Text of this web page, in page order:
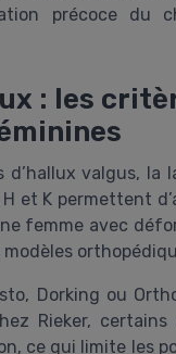
précoce du
: les
valgus,
et K permettent
femme avec
Dorking ou
Rieker,
ce qui limite les